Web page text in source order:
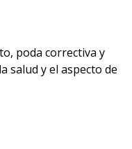
poda correctiva y
salud y el aspecto de